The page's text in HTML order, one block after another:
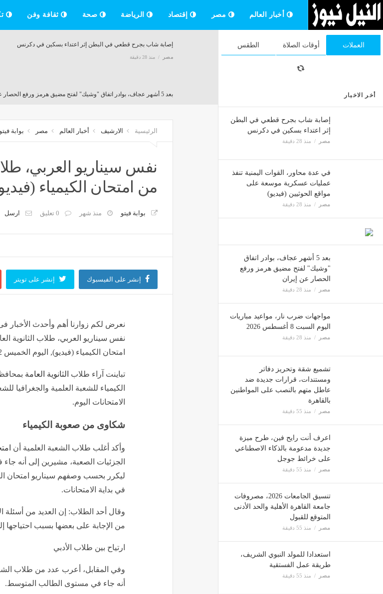
أخبار العالم مصر إقتصاد الرياضة صحة ثقافة وفن
العملات أوقات الصلاة الطقس
أخر الاخبار
إصابة شاب بجرح قطعي في البطن
إثر اعتداء بسكين في دكرنس
مصر منذ 28 دقيقة
في عدة محاور، القوات اليمنية تنفذ
عمليات عسكرية موسعة على
مواقع الحوثيين (فيديو)
مصر منذ 28 دقيقة
بعد 5 أشهر عجاف، بوادر اتفاق
"وشيك" لفتح مضيق هرمز ورفع
الحصار عن إيران
مصر منذ 28 دقيقة
مواجهات ضرب نار، مواعيد مباريات
اليوم السبت 8 أغسطس 2026
مصر منذ 28 دقيقة
تشميع شقة وتحريز دفاتر
ومستندات، قرارات جديدة ضد
عاطل متهم بالنصب على المواطنين
بالقاهرة
مصر منذ 55 دقيقة
اعرف أنت رايح فين، طرح ميزة
جديدة مدعومة بالذكاء الاصطناعي
على خرائط جوجل
مصر منذ 55 دقيقة
تنسيق الجامعات 2026، مصروفات
جامعة القاهرة الأهلية والحد الأدنى
المتوقع للقبول
مصر منذ 55 دقيقة
استعدادا للمولد النبوي الشريف،
طريقة عمل الفستقية
مصر منذ 55 دقيقة
إصابة شاب بجرح قطعي في البطن إثر اعتداء بسكين في دكرنس
مصر منذ 28 دقيقة
بعد 5 أشهر عجاف، بوادر اتفاق "وشيك" لفتح مضيق هرمز ورفع الحصار عن إيران
تشميع شقة وتحريز دفاتر ومستندات، قرارات جديدة ضد عاطل متهم
اعرف أنت رايح فين، طرح ميزة جديدة مدعومة بالذكاء الاصطناعي على
مصر منذ 55 دقيقة
حليف ترامب، رئيس كولومبيا الجديد يعلن انضمامه إلى مبادرة "درع
الرئيسية الارشيف أخبار العالم مصر بوابة فيتو
نفس سيناريو العربي،
من امتحان الكيمياء
بوابة فيتو منذ شهر 0 تعليق ارسل
إنشر على الفيسبوك إنشر على تويتر
نعرض لكم زوارنا أهم وأحدث الأخبار
نفس سيناريو العربي، طلاب الثانوية
امتحان الكيمياء (فيديو), اليوم الخميس 2 يوليو 2026 02:51 مساءً
تباينت آراء طلاب الثانوية العامة
الكيمياء للشعبة العلمية والجغرافيا
الامتحانات اليوم.
شكاوى من صعوبة الكيمياء
وأكد أغلب طلاب الشعبة العلمية أن
الجزئيات الصعبة، مشيرين إلى أنه
ليكرر بحسب وصفهم سيناريو امتحان
في بداية الامتحانات.
وقال أحد الطلاب: إن العديد من أسئلة
من الإجابة على بعضها بسبب احتياجها
ارتياح بين طلاب الأدبي
وفي المقابل، أعرب عدد من طلاب
أنه جاء في مستوى الطالب المتوسط.